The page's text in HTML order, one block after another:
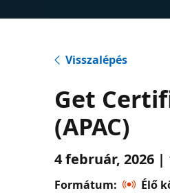
Visszalépés
Get
(APAC)
4 február, 2026 |
Formátum:
Élő